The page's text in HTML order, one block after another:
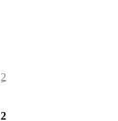
22,24 €
20,40 €